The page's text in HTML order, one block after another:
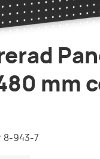
mm
8-943-7